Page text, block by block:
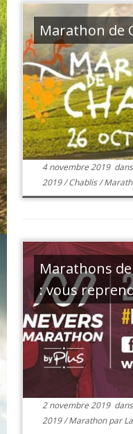
Marathon de
4 novembre 2019
2019/Chablis/
Marathons
: vous
2 novembre 2019
2019/Marathonpar